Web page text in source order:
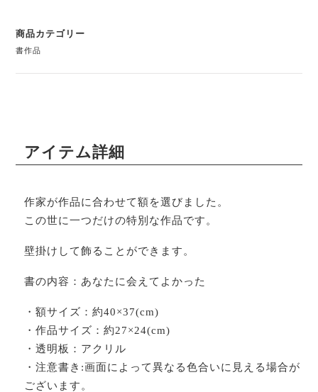
商品カテゴリー
書作品
アイテム詳細
作家が作品に合わせて額を選びました。
この世に一つだけの特別な作品です。
壁掛けして飾ることができます。
書の内容：あなたに会えてよかった
・額サイズ：約40×37(cm)
・作品サイズ：約27×24(cm)
・透明板：アクリル
・注意書き:画面によって異なる色合いに見える場合が
ございます。